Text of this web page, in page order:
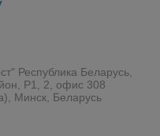
Республика Беларусь,
Р1, 2, офис 308
Минск, Беларусь